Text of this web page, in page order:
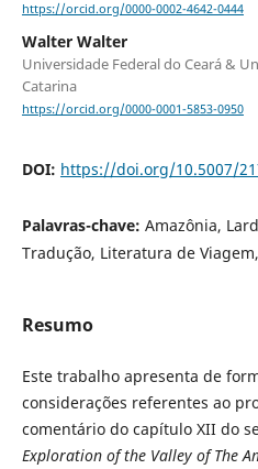
https://orcid.org/0000-0002-4642-0444
Walter Walter
Universidade Federal do Ceará &
Catarina
https://orcid.org/0000-0001-5853-0950
DOI: https://doi.org/10.5007/
Palavras-chave: Amazônia,
Tradução, Literatura de
Resumo
Este trabalho apresenta de
considerações referentes ao
comentário do capítulo XII do
Exploration of the Valley of The